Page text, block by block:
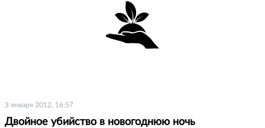
3 января 2012, 16:57
Двойное убийство в новогоднюю ночь